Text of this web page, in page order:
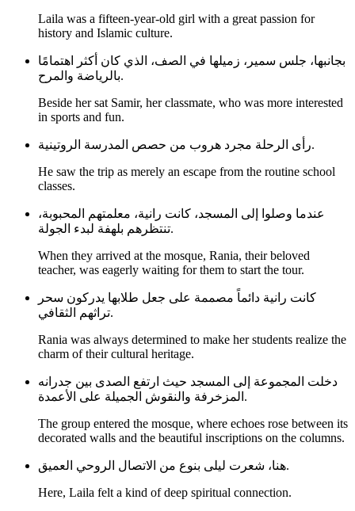
Laila was a fifteen-year-old girl with a great passion for
history and Islamic culture.
بجانبها، جلس سمير، زميلها في الصف، الذي كان أكثر اهتمامًا
بالرياضة والمرح.
Beside her sat Samir, her classmate, who was more interested
in sports and fun.
رأى الرحلة مجرد هروب من حصص المدرسة الروتينية.
He saw the trip as merely an escape from the routine school
classes.
عندما وصلوا إلى المسجد، كانت رانية، معلمتهم المحبوبة،
تنتظرهم بلهفة لبدء الجولة.
When they arrived at the mosque, Rania, their beloved
teacher, was eagerly waiting for them to start the tour.
كانت رانية دائماً مصممة على جعل طلابها يدركون سحر
تراثهم الثقافي.
Rania was always determined to make her students realize the
charm of their cultural heritage.
دخلت المجموعة إلى المسجد حيث ارتفع الصدى بين جدرانه
المزخرفة والنقوش الجميلة على الأعمدة.
The group entered the mosque, where echoes rose between its
decorated walls and the beautiful inscriptions on the columns.
هنا، شعرت ليلى بنوع من الاتصال الروحي العميق.
Here, Laila felt a kind of deep spiritual connection.